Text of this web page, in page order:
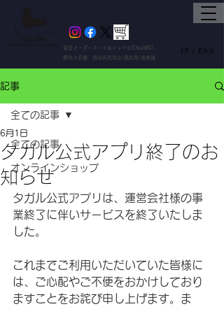
東京オーダースーツ＆シャツのTAGARU
都内３店舗 渋谷区代官山/恵比寿/表参道
ENG
JP /
記事
全ての記事
オンラインショップ
全ての記事
タガル公式アプリ終了のお
知らせ
6月1日
タガル公式アプリは、運営会社様の事
業終了に伴いサービスを終了いたしま
した。
これまでご利用いただいていた皆様に
は、ご心配やご不便をおかけしており
ますことをお詫び申し上げます。ま